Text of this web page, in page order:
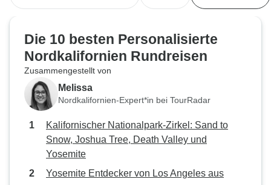
Die 10 besten Personalisierte
Nordkalifornien Rundreisen
Zusammengestellt von
Melissa
Nordkalifornien-Expert*in bei TourRadar
Kalifornischer Nationalpark-Zirkel: Sand to
Snow, Joshua Tree, Death Valley und
Yosemite
Yosemite Entdecker von Los Angeles aus